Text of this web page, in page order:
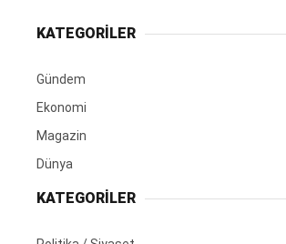
KATEGORİLER
Gündem
Ekonomi
Magazin
Dünya
KATEGORİLER